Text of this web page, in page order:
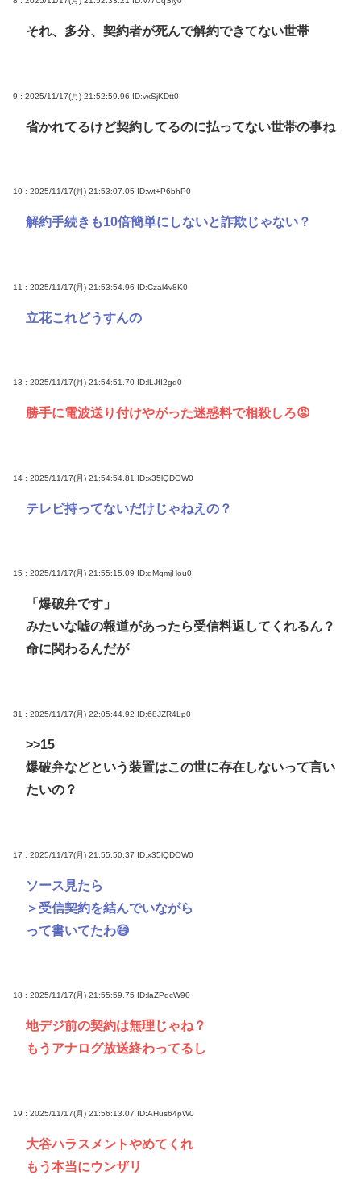
それ、多分、契約者が死んで解約できてない世帯
9 : 2025/11/17(月) 21:52:59.96 ID:vxSjKDtt0
省かれてるけど契約してるのに払ってない世帯の事ね
10 : 2025/11/17(月) 21:53:07.05 ID:wt+P6bhP0
解約手続きも10倍簡単にしないと詐欺じゃない？
11 : 2025/11/17(月) 21:53:54.96 ID:Czal4v8K0
立花これどうすんの
13 : 2025/11/17(月) 21:54:51.70 ID:lLJfI2gd0
勝手に電波送り付けやがった迷惑料で相殺しろ😡
14 : 2025/11/17(月) 21:54:54.81 ID:x35lQDOW0
テレビ持ってないだけじゃねえの？
15 : 2025/11/17(月) 21:55:15.09 ID:qMqmjHou0
「爆破弁です」
みたいな嘘の報道があったら受信料返してくれるん？
命に関わるんだが
31 : 2025/11/17(月) 22:05:44.92 ID:68JZR4Lp0
>>15
爆破弁などという装置はこの世に存在しないって言い
たいの？
17 : 2025/11/17(月) 21:55:50.37 ID:x35lQDOW0
ソース見たら
＞受信契約を結んでいながら
って書いてたわ😅
18 : 2025/11/17(月) 21:55:59.75 ID:laZPdcW90
地デジ前の契約は無理じゃね？
もうアナログ放送終わってるし
19 : 2025/11/17(月) 21:56:13.07 ID:AHus64pW0
大谷ハラスメントやめてくれ
もう本当にウンザリ